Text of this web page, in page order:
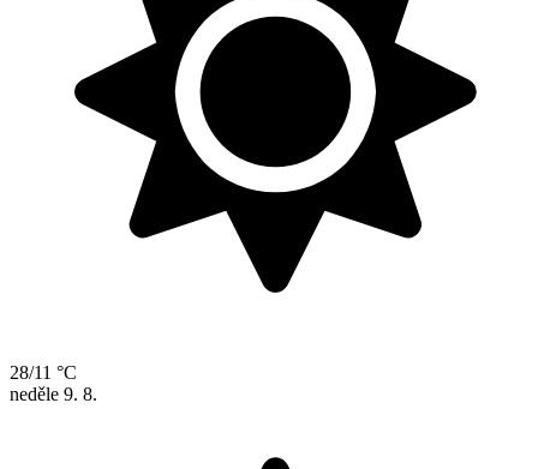
28/11 °C
neděle 9. 8.